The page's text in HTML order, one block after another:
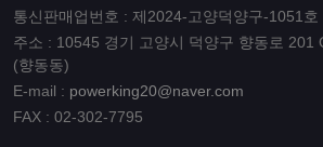
통신판매업번호 : 제2024-고양덕양구-1051호
주소 : 10545 경기 고양시 덕양구 향동로 201
(향동동)
E-mail : powerking20@naver.com
FAX : 02-302-7795